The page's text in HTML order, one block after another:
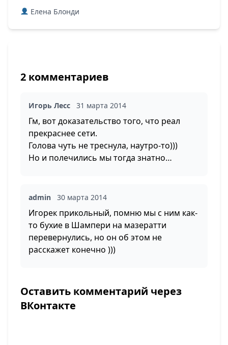
Елена Блонди
2 комментариев
Игорь Лесс 31 марта 2014
Гм, вот доказательство того, что реал
прекраснее сети.
Голова чуть не треснула, наутро-то)))
Но и полечились мы тогда знатно…
admin 30 марта 2014
Игорек прикольный, помню мы с ним как-
то бухие в Шампери на мазератти
перевернулись, но он об этом не
расскажет конечно )))
Оставить комментарий через
ВКонтакте